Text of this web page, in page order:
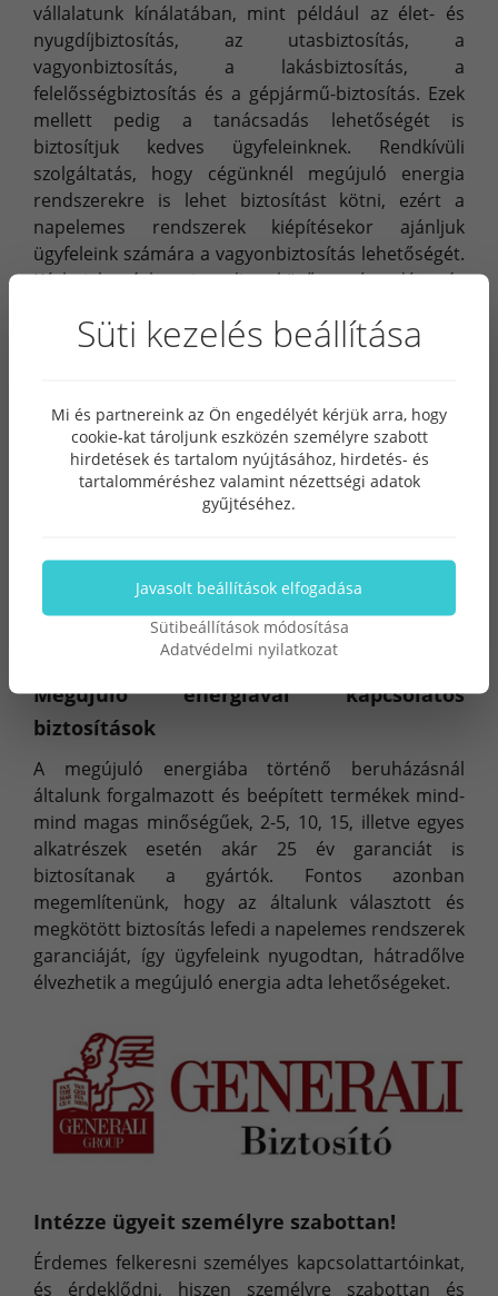
vállalatunk kínálatában, mint például az élet- és
nyugdíjbiztosítás, az utasbiztosítás, a
vagyonbiztosítás, a lakásbiztosítás, a
felelősségbiztosítás és a gépjármű-biztosítás. Ezek
mellett pedig a tanácsadás lehetőségét is
biztosítjuk kedves ügyfeleinknek. Rendkívüli
szolgáltatás, hogy cégünknél megújuló energia
rendszerekre is lehet biztosítást kötni, ezért a
napelemes rendszerek kiépítésekor ajánljuk
ügyfeleink számára a vagyonbiztosítás lehetőségét.
Kárbejelentéskor is teljes körű tanácsadást és
Megújuló energiával kapcsolatos
biztosítások
A megújuló energiába történő beruházásnál
általunk forgalmazott és beépített termékek mind-
mind magas minőségűek, 2-5, 10, 15, illetve egyes
alkatrészek esetén akár 25 év garanciát is
biztosítanak a gyártók. Fontos azonban
megemlítenünk, hogy az általunk választott és
megkötött biztosítás lefedi a napelemes rendszerek
garanciáját, így ügyfeleink nyugodtan, hátradőlve
élvezhetik a megújuló energia adta lehetőségeket.
Intézze ügyeit személyre szabottan!
Érdemes felkeresni személyes kapcsolattartóinkat,
és érdeklődni, hiszen személyre szabottan és
Süti kezelés beállítása
Mi és partnereink az Ön engedélyét kérjük arra, hogy
cookie-kat tároljunk eszközén személyre szabott
hirdetések és tartalom nyújtásához, hirdetés- és
tartalomméréshez valamint nézettségi adatok
gyűjtéséhez.
Javasolt beállítások elfogadása
Sütibeállítások módosítása
Adatvédelmi nyilatkozat